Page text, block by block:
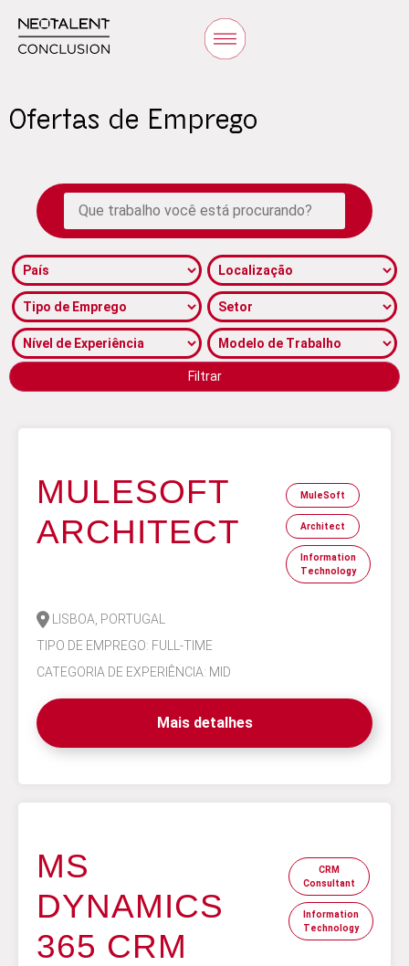
Ofertas de Emprego
Filtrar
MULESOFT
ARCHITECT
MuleSoft
Architect
Information
Technology
LISBOA, PORTUGAL
TIPO DE EMPREGO: FULL-TIME
CATEGORIA DE EXPERIÊNCIA: MID
Mais detalhes
MS
DYNAMICS
365 CRM
CRM
Consultant
Information
Technology